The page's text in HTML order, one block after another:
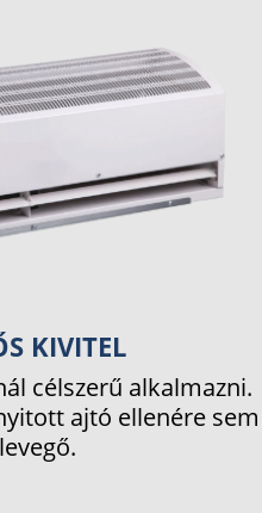
KIVITEL
célszerű alkalmazni.
ajtó ellenére sem